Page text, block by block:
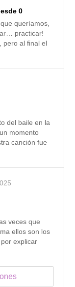
0
queríamos,
practicar!
pero al final el
del baile en la
momento
canción fue
veces que
ellos son los
explicar